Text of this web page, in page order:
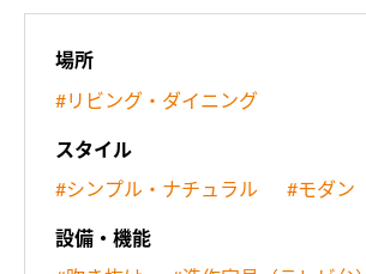
場所
#リビング・ダイニング
スタイル
#シンプル・ナチュラル #モダン
設備・機能